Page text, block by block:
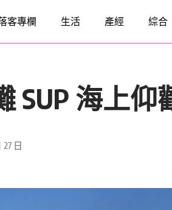
客專欄 生活 產經 綜合
SUP 海上
27 日